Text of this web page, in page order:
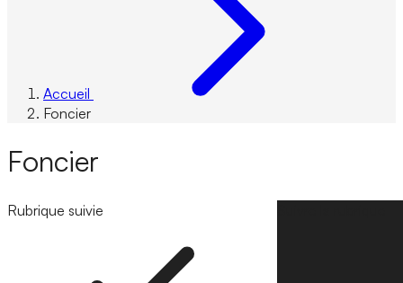
Accueil
Foncier
Foncier
Rubrique suivie